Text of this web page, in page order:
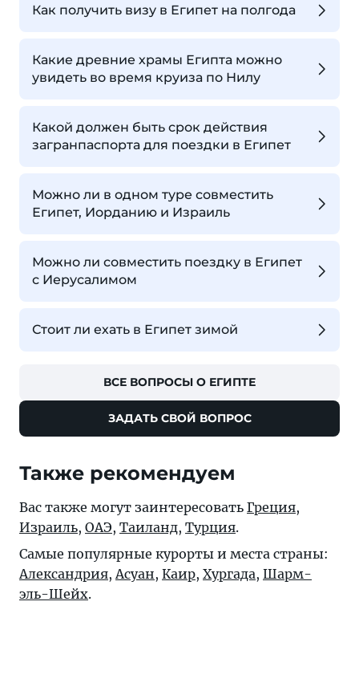
Как получить визу в Египет на полгода
Какие древние храмы Египта можно
увидеть во время круиза по Нилу
Какой должен быть срок действия
загранпаспорта для поездки в Египет
Можно ли в одном туре совместить
Египет, Иорданию и Израиль
Можно ли совместить поездку в Египет
с Иерусалимом
Стоит ли ехать в Египет зимой
ВСЕ ВОПРОСЫ О ЕГИПТЕ
ЗАДАТЬ СВОЙ ВОПРОС
Также рекомендуем
Вас также могут заинтересовать Греция,
Израиль, ОАЭ, Таиланд, Турция.
Самые популярные курорты и места страны:
Александрия,Асуан, Каир, Хургада, Шарм-
эль-Шейх.